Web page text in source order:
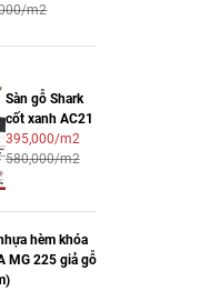
m2
Sàn gỗ Shark
cốt xanh AC21
395,000/m2
580,000/m2
hèm khóa
MG 225 giả gỗ